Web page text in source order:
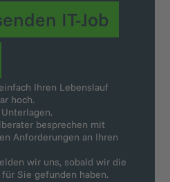
IT-Job
Ihren Lebenslauf
hoch.
besprechen mit
Anforderungen an Ihren
wir uns, sobald wir die
Sie gefunden haben.